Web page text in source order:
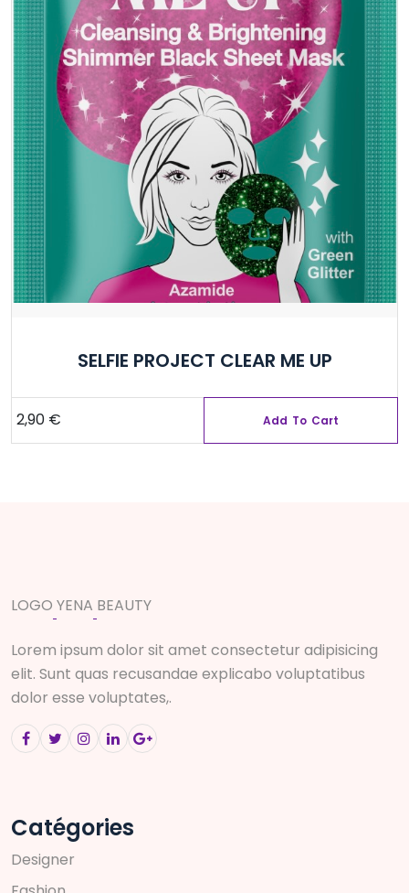
SELFIE PROJECT CLEAR ME UP
2,90 € Add To Cart
LOGO YENA BEAUTY
Lorem ipsum dolor sit amet consectetur adipisicing
elit. Sunt quas recusandae explicabo voluptatibus
dolor esse voluptates,.
Catégories
Designer